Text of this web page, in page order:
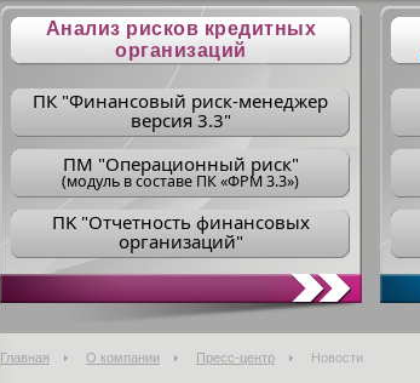
Анализ рисков кредитных
организаций
ПК "Финансовый риск-менеджер
версия 3.3"
ПM "Операционный риск"
(модуль в составе ПК «ФРМ 3.3»)
ПK "Отчетность финансовых
организаций"
Главная О компании Пресс-центр Новости